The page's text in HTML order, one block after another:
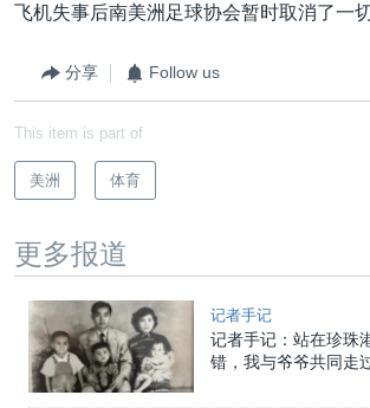
飞机失事后南美洲足球协会暂时取消了一切
分享 Follow us
This item is part of
美洲 体育
更多报道
记者手记
记者手记：站在珍珠
错，我与爷爷共同走